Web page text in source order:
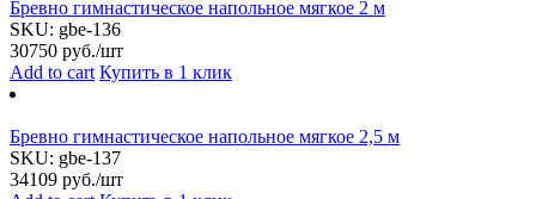
Бревно гимнастическое напольное мягкое 2 м
SKU: gbe-136
30750 руб./шт
Add to cart Купить в 1 клик
Бревно гимнастическое напольное мягкое 2,5 м
SKU: gbe-137
34109 руб./шт